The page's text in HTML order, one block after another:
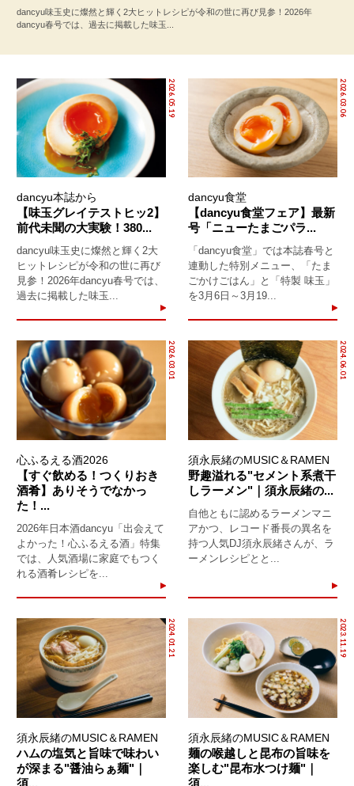
dancyu味玉史に燦然と輝く2大ヒットレシピが令和の世に再び見参！2026年
dancyu春号では、過去に掲載した味玉...
2026.05.19
dancyu本誌から
【味玉グレイテストヒッ2】
前代未聞の大実験！380...
dancyu味玉史に燦然と輝く2大
ヒットレシピが令和の世に再び
見参！2026年dancyu春号では、
過去に掲載した味玉...
2026.03.06
dancyu食堂
【dancyu食堂フェア】最新
号「ニューたまごパラ...
「dancyu食堂」では本誌春号と
連動した特別メニュー、「たま
ごかけごはん」と「特製 味玉」
を3月6日～3月19...
2026.03.01
心ふるえる酒2026
【すぐ飲める！つくりおき
酒肴】ありそうでなかっ
た！...
2026年日本酒dancyu「出会えて
よかった！心ふるえる酒」特集
では、人気酒場に家庭でもつく
れる酒肴レシピを...
2024.06.01
須永辰緒のMUSIC＆RAMEN
野趣溢れる"セメント系煮干
しラーメン"｜須永辰緒の...
自他ともに認めるラーメンマニ
アかつ、レコード番長の異名を
持つ人気DJ須永辰緒さんが、ラ
ーメンレシピとと...
2024.01.21
須永辰緒のMUSIC＆RAMEN
ハムの塩気と旨味で味わい
が深まる"醤油らぁ麺"｜
須...
2023.11.19
須永辰緒のMUSIC＆RAMEN
麺の喉越しと昆布の旨味を
楽しむ"昆布水つけ麺"｜
須...